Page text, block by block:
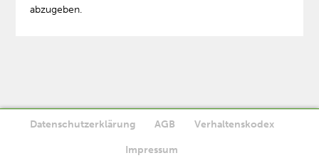
abzugeben.
Datenschutzerklärung AGB Verhaltenskodex
Impressum